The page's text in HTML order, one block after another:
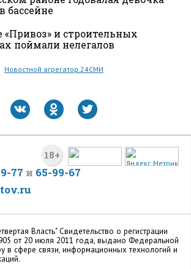
бассейне
и строительных
поймали нелегалов
Новостной агрегатор 24СМИ
18+
77 и 65-99-67
Власть" Cвидетельство о регистрации
от 20 июля 2011 года, выдано Федеральной
в сфере связи, информационных технологий и